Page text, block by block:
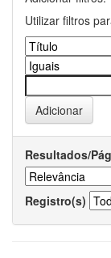
Utilizar filtros
Resultados/
Registro(s)